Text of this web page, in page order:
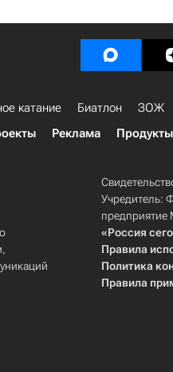
катание Биатлон ЗОЖ
Реклама
Учредитель:
предприятие
«Россия
Правила
Политика
Правила